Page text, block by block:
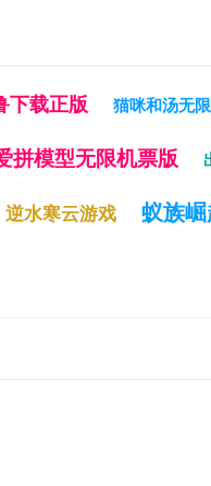
下载正版 猫咪和汤无
拼模型无限机票版
逆水寒云游戏 蚁族崛